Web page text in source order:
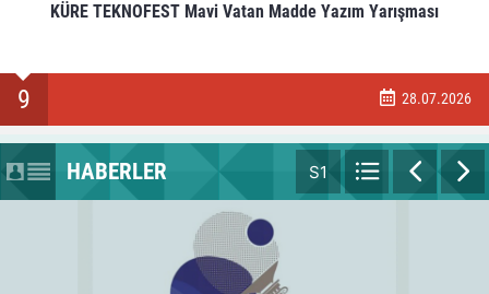
KÜRE TEKNOFEST Mavi Vatan Madde Yazım Yarışması
9 28.07.2026
HABERLER S1